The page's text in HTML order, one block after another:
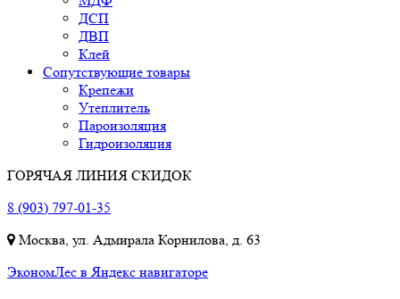
ДСП
ДВП
Клей
Сопутствующие товары
Крепежи
Утеплитель
Пароизоляция
Гидроизоляция
ГОРЯЧАЯ ЛИНИЯ СКИДОК
8 (903) 797-01-35
Москва, ул. Адмирала Корнилова, д. 63
ЭкономЛес в Яндекс навигаторе